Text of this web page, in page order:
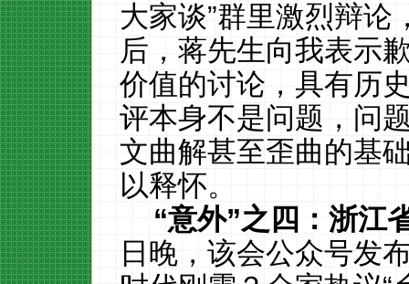
大家谈”群里激烈辩论
后，蒋先生向我表示
价值的讨论，具有历
评本身不是问题，问
文曲解甚至歪曲的基
以释怀。
“意外”之四：浙江
日晚，该会公众号发